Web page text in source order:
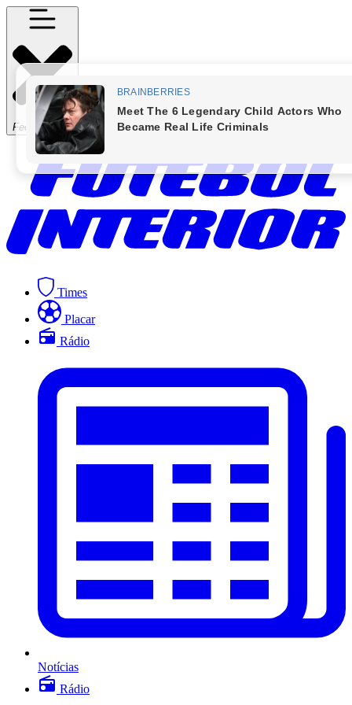
Fechar Menu
Times
Placar
Rádio
Notícias
Rádio